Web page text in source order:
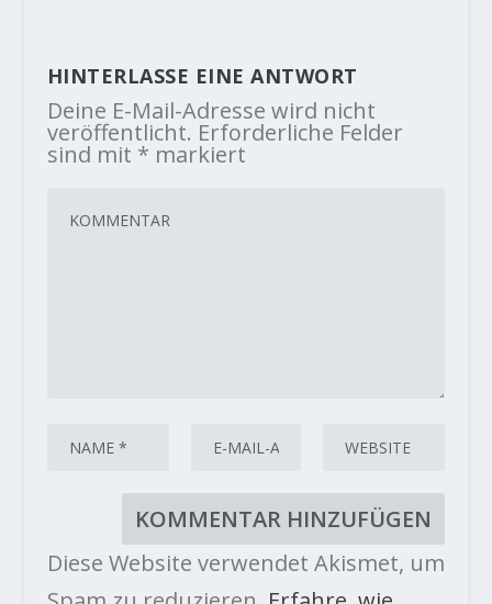
HINTERLASSE EINE ANTWORT
Deine E-Mail-Adresse wird nicht
veröffentlicht. Erforderliche Felder
sind mit * markiert
Diese Website verwendet Akismet, um